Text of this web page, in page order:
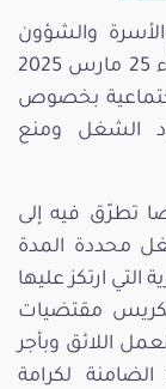
والشؤون
الاجتماعية وذوي الإعاقة جلسة يوم الثلاثاء 25 مارس 2025
بخصوص
الشغل ومنع
تطرّق فيه إلى
محددة المدة
التي ارتكز عليها
مقتضيات
اللائق وبأجر
الضامنة لكرامة